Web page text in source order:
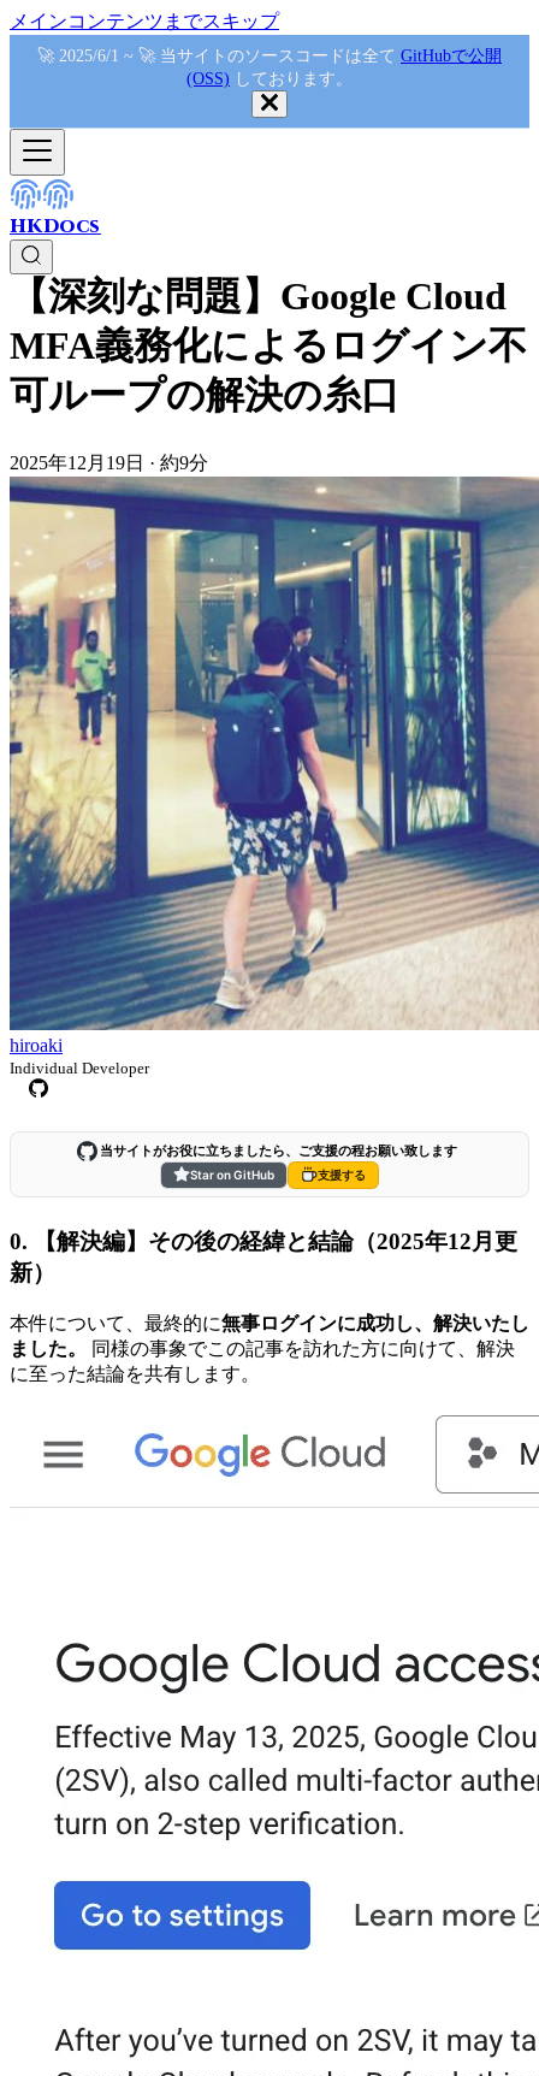
メインコンテンツまでスキップ
🚀 2025/6/1 ~ 🚀 当サイトのソースコードは全て GitHubで公開
(OSS) しております。
HKDocs
【深刻な問題】Google Cloud
MFA義務化によるログイン不
可ループの解決の糸口
2025年12月19日 · 約9分
hiroaki
Individual Developer
当サイトがお役に立ちましたら、ご支援の程お願い致します
Star on GitHub
支援する
0. 【解決編】その後の経緯と結論（2025年12月更
新）
本件について、最終的に無事ログインに成功し、解決いたし
ました。
同様の事象でこの記事を訪れた方に向けて、解決
に至った結論を共有します。